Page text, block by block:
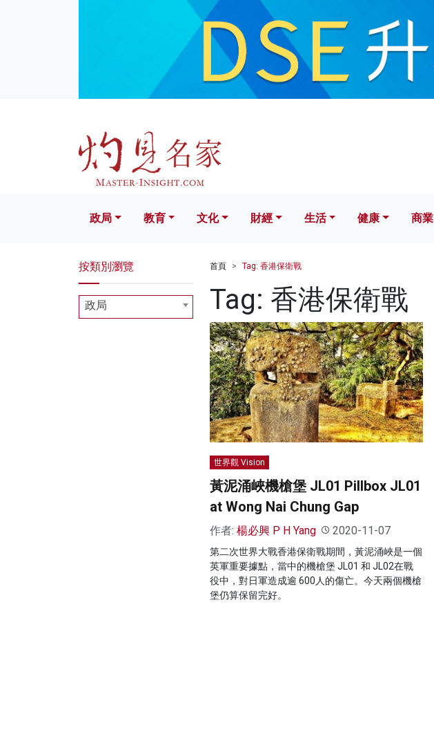
文化 財經 生活 健康
政局 教育 文化 財經 生活 健康 商業
首頁 Tag: 香港保衛戰
Tag: 香港保衛戰
世界觀 Vision
黃泥涌峽機槍堡 JL01 Pillbox JL01
at Wong Nai Chung Gap
作者: 楊必興 P H Yang 2020-11-07
第二次世界大戰香港保衛戰期間，黃泥涌峽是一個
英軍重要據點，當中的機槍堡 JL01 和 JL02在戰
役中，對日軍造成逾 600人的傷亡。今天兩個機槍
堡仍算保留完好。
按類別瀏覽
政局